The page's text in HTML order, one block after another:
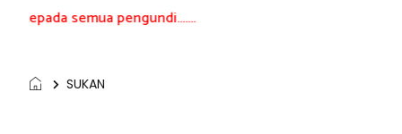
pengundi.......
SUKAN